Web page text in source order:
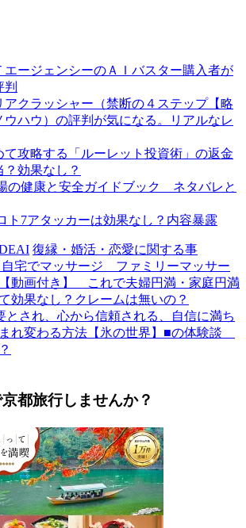
エージェンシーのＡＩバスター購入者が
アクラッシャー（禁断の４ステップ【略
ウハウ）の評判が気になる。リアルなレ
て攻略する「ルーレット投資術」の返金
効果なし？
の健康と安全ガイドブック ネタバレと
ト7アタッカーは効果なし？内容暴露
復縁・婚活・恋愛に関する事
自宅でマッサージ ファミリーマッサー
動画付き】 これで夫婦円満・家庭円満
効果なし？クレームは無いの？
とされ、心から信頼される、自信に満ち
れ変わる方法【氷の世界】■の体験談
都旅行しませんか？